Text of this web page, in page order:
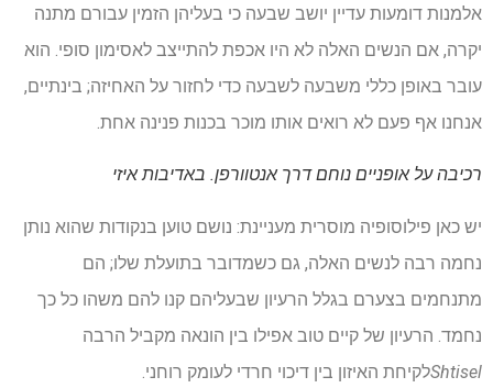
אלמנות דומעות עדיין יושב שבעה כי בעליהן הזמין עבורם מתנה
יקרה, אם הנשים האלה לא היו אכפת להתייצב לאסימון סופי. הוא
עובר באופן כללי משבעה לשבעה כדי לחזור על האחיזה; בינתיים,
אנחנו אף פעם לא רואים אותו מוכר בכנות פנינה אחת.
רכיבה על אופניים נוחם דרך אנטוורפן. באדיבות איזי
יש כאן פילוסופיה מוסרית מעניינת: נושם טוען בנקודות שהוא נותן
נחמה רבה לנשים האלה, גם כשמדובר בתועלת שלו; הם
מתנחמים בצערם בגלל הרעיון שבעליהם קנו להם משהו כל כך
נחמד. הרעיון של קיים טוב אפילו בין הונאה מקביל הרבה
Shtiselלקיחת האיזון בין דיכוי חרדי לעומק רוחני.